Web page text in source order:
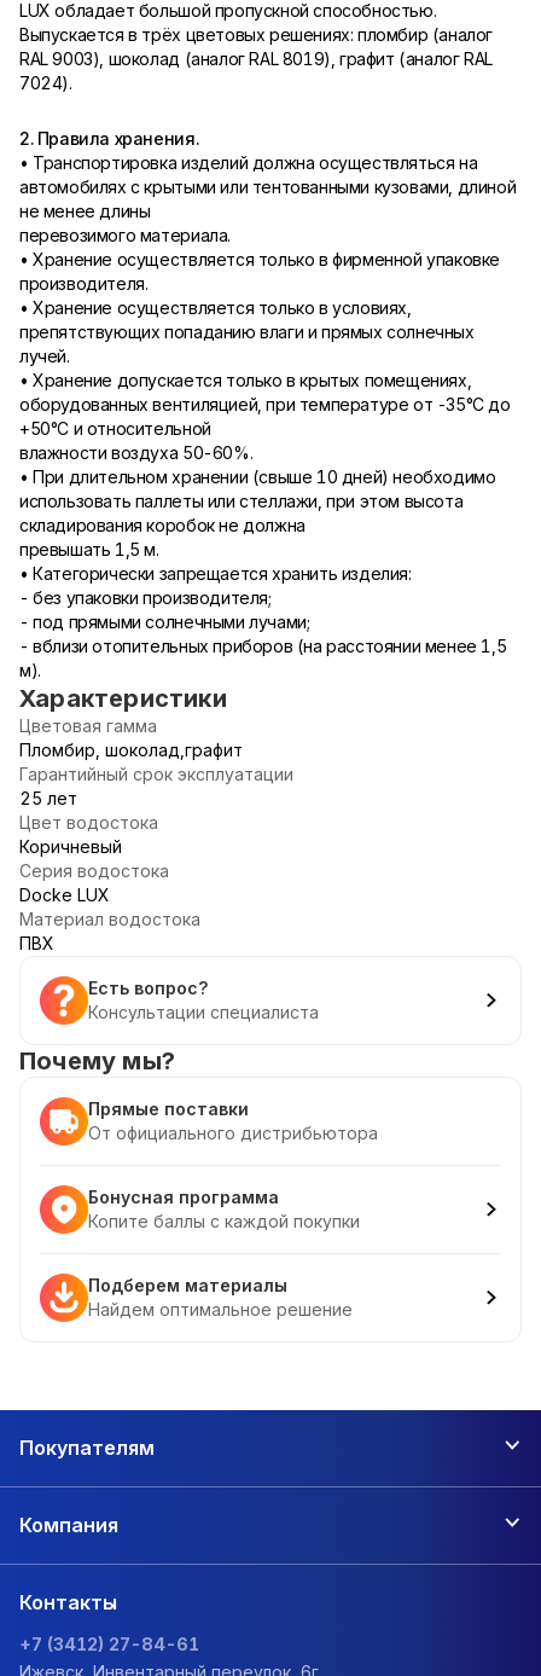
LUX обладает большой пропускной способностью.
Выпускается в трёх цветовых решениях: пломбир (аналог
RAL 9003), шоколад (аналог RAL 8019), графит (аналог RAL
7024).
2. Правила хранения.
• Транспортировка изделий должна осуществляться на
автомобилях с крытыми или тентованными кузовами, длиной
не менее длины
перевозимого материала.
• Хранение осуществляется только в фирменной упаковке
производителя.
• Хранение осуществляется только в условиях,
препятствующих попаданию влаги и прямых солнечных
лучей.
• Хранение допускается только в крытых помещениях,
оборудованных вентиляцией, при температуре от -35°С до
+50°С и относительной
влажности воздуха 50-60%.
• При длительном хранении (свыше 10 дней) необходимо
использовать паллеты или стеллажи, при этом высота
складирования коробок не должна
превышать 1,5 м.
• Категорически запрещается хранить изделия:
- без упаковки производителя;
- под прямыми солнечными лучами;
- вблизи отопительных приборов (на расстоянии менее 1,5
м).
Характеристики
Цветовая гамма
Пломбир, шоколад,графит
Гарантийный срок эксплуатации
25 лет
Цвет водостока
Коричневый
Серия водостока
Docke LUX
Материал водостока
ПВХ
Есть вопрос?
Консультации специалиста
Почему мы?
Прямые поставки
От официального дистрибьютора
Бонусная программа
Копите баллы с каждой покупки
Подберем материалы
Найдем оптимальное решение
Покупателям
Компания
Контакты
+7 (3412) 27-84-61